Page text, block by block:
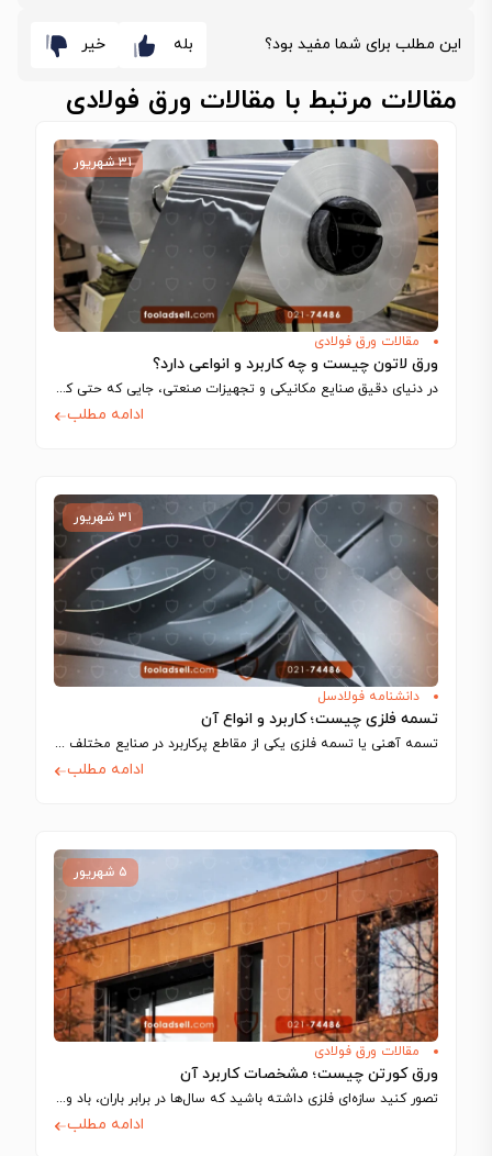
این مطلب برای شما مفید بود؟ بله خیر
مقالات مرتبط با مقالات ورق فولادی
۳۱ شهریور
مقالات ورق فولادی
ورق لاتون چیست و چه کاربرد و انواعی دارد؟
در دنیای دقیق صنایع مکانیکی و تجهیزات صنعتی، جایی که حتی کوچک‌ترین تلرانس‌ها می‌توانند…
ادامه مطلب
۳۱ شهریور
دانشنامه فولادسل
تسمه فلزی چیست؛ کاربرد و انواع آن
تسمه آهنی یا تسمه فلزی یکی از مقاطع پرکاربرد در صنایع مختلف مانند ساخت…
ادامه مطلب
۵ شهریور
مقالات ورق فولادی
ورق کورتن چیست؛ مشخصات کاربرد آن
تصور کنید سازه‌ای فلزی داشته باشید که سال‌ها در برابر باران، باد و نور…
ادامه مطلب